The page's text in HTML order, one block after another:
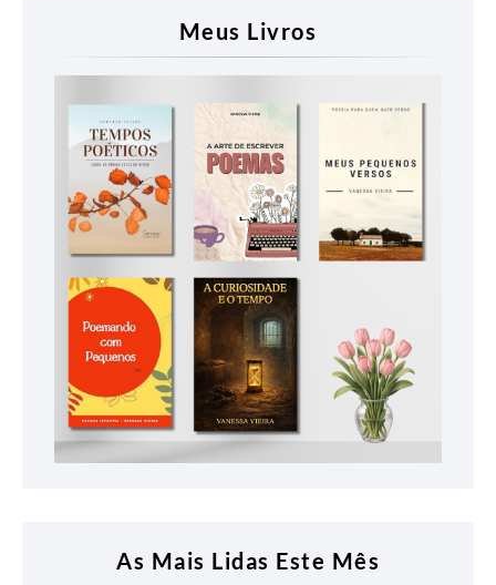
Meus Livros
As Mais Lidas Este Mês